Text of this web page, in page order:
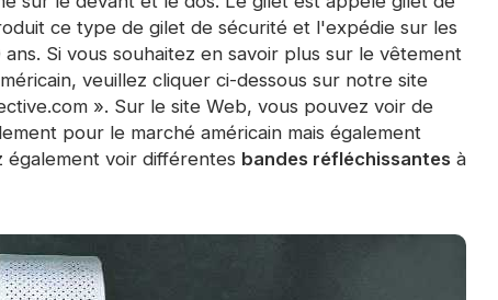
ce type de gilet de sécurité et l'expédie sur les
Si vous souhaitez en savoir plus sur le vêtement
veuillez cliquer ci-dessous sur notre site
». Sur le site Web, vous pouvez voir de
pour le marché américain mais également
également voir différentes bandes réfléchissantes à